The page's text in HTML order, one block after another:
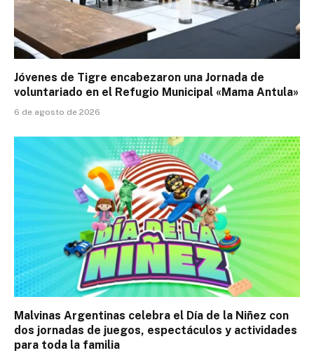
Jóvenes de Tigre encabezaron una Jornada de
voluntariado en el Refugio Municipal «Mama Antula»
6 de agosto de 2026
Malvinas Argentinas celebra el Día de la Niñez con
dos jornadas de juegos, espectáculos y actividades
para toda la familia